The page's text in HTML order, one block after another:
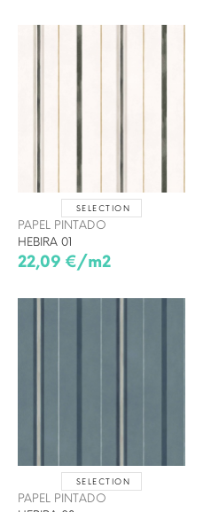
SELECTION
PAPEL PINTADO
HEBIRA 01
22,09 €/m2
SELECTION
PAPEL PINTADO